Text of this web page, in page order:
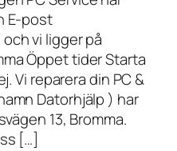
E-post
vi ligger på
Öppet tider Starta
Vi reparera din PC &
Datorhjälp ) har
13, Bromma.
[…]